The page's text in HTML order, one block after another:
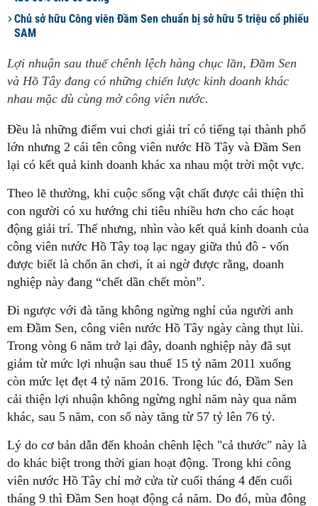
Chủ sở hữu Công viên Đầm Sen chuẩn bị sở hữu 5 triệu cổ phiếu
SAM
Lợi nhuận sau thuế chênh lệch hàng chục lần, Đầm Sen
và Hồ Tây đang có những chiến lược kinh doanh khác
nhau mặc dù cùng mở công viên nước.
Đều là những điểm vui chơi giải trí có tiếng tại thành phố
lớn nhưng 2 cái tên công viên nước Hồ Tây và Đầm Sen
lại có kết quả kinh doanh khác xa nhau một trời một vực.
Theo lẽ thường, khi cuộc sống vật chất được cải thiện thì
con người có xu hướng chi tiêu nhiều hơn cho các hoạt
động giải trí. Thế nhưng, nhìn vào kết quả kinh doanh của
công viên nước Hồ Tây toạ lạc ngay giữa thủ đô - vốn
được biết là chốn ăn chơi, ít ai ngờ được rằng, doanh
nghiệp này đang “chết dần chết mòn”.
Đi ngược với đà tăng không ngừng nghỉ của người anh
em Đầm Sen, công viên nước Hồ Tây ngày càng thụt lùi.
Trong vòng 6 năm trở lại đây, doanh nghiệp này đã sụt
giảm từ mức lợi nhuận sau thuế 15 tỷ năm 2011 xuống
còn mức lẹt đẹt 4 tỷ năm 2016. Trong lúc đó, Đầm Sen
cải thiện lợi nhuận không ngừng nghỉ năm này qua năm
khác, sau 5 năm, con số này tăng từ 57 tỷ lên 76 tỷ.
Lý do cơ bản dẫn đến khoản chênh lệch "cả thước" này là
do khác biệt trong thời gian hoạt động. Trong khi công
viên nước Hồ Tây chỉ mở cửa từ cuối tháng 4 đến cuối
tháng 9 thì Đầm Sen hoạt động cả năm. Do đó, mùa đông